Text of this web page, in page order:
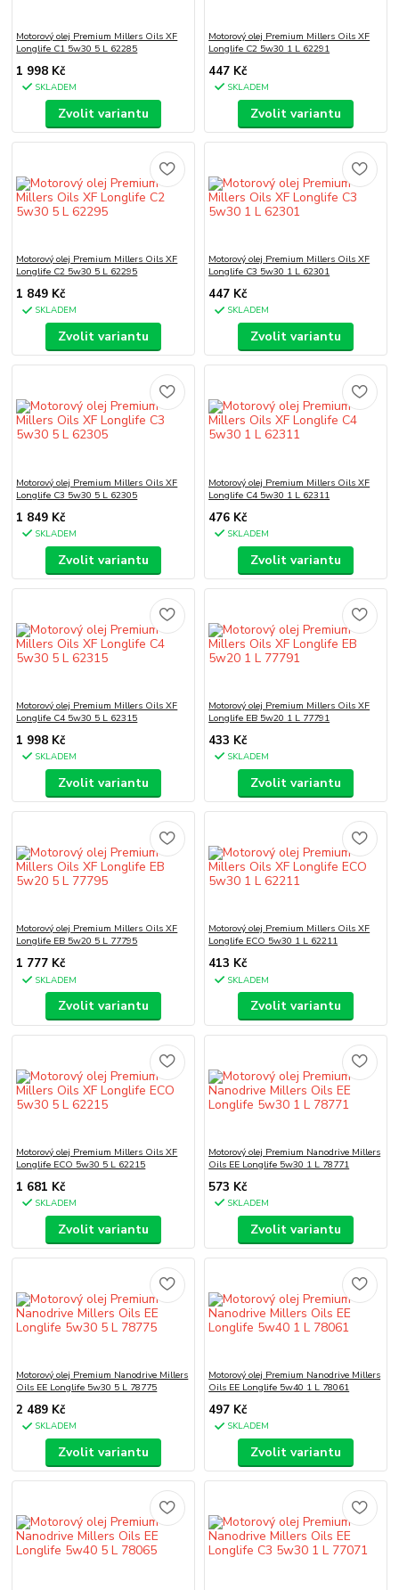
Motorový olej Premium Millers Oils XF
Longlife C1 5w30 5 L 62285
1 998 Kč
SKLADEM
Zvolit variantu
Motorový olej Premium Millers Oils XF
Longlife C2 5w30 1 L 62291
447 Kč
SKLADEM
Zvolit variantu
Motorový olej Premium Millers Oils XF
Longlife C2 5w30 5 L 62295
1 849 Kč
SKLADEM
Zvolit variantu
Motorový olej Premium Millers Oils XF
Longlife C3 5w30 1 L 62301
447 Kč
SKLADEM
Zvolit variantu
Motorový olej Premium Millers Oils XF
Longlife C3 5w30 5 L 62305
1 849 Kč
SKLADEM
Zvolit variantu
Motorový olej Premium Millers Oils XF
Longlife C4 5w30 1 L 62311
476 Kč
SKLADEM
Zvolit variantu
Motorový olej Premium Millers Oils XF
Longlife C4 5w30 5 L 62315
1 998 Kč
SKLADEM
Zvolit variantu
Motorový olej Premium Millers Oils XF
Longlife EB 5w20 1 L 77791
433 Kč
SKLADEM
Zvolit variantu
Motorový olej Premium Millers Oils XF
Longlife EB 5w20 5 L 77795
1 777 Kč
SKLADEM
Zvolit variantu
Motorový olej Premium Millers Oils XF
Longlife ECO 5w30 1 L 62211
413 Kč
SKLADEM
Zvolit variantu
Motorový olej Premium Millers Oils XF
Longlife ECO 5w30 5 L 62215
1 681 Kč
SKLADEM
Zvolit variantu
Motorový olej Premium Nanodrive Millers
Oils EE Longlife 5w30 1 L 78771
573 Kč
SKLADEM
Zvolit variantu
Motorový olej Premium Nanodrive Millers
Oils EE Longlife 5w30 5 L 78775
2 489 Kč
SKLADEM
Zvolit variantu
Motorový olej Premium Nanodrive Millers
Oils EE Longlife 5w40 1 L 78061
497 Kč
SKLADEM
Zvolit variantu